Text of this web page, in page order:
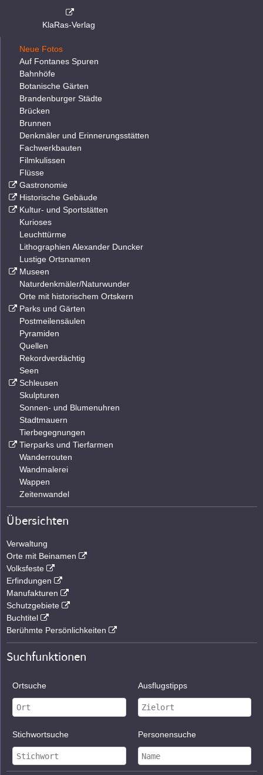
KlaRas-Verlag
Neue Fotos
Auf Fontanes Spuren
Bahnhöfe
Botanische Gärten
Brandenburger Städte
Brücken
Brunnen
Denkmäler und Erinnerungsstätten
Fachwerkbauten
Filmkulissen
Flüsse
Gastronomie
Historische Gebäude
Kultur- und Sportstätten
Kurioses
Leuchttürme
Lithographien Alexander Duncker
Lustige Ortsnamen
Museen
Naturdenkmäler/Naturwunder
Orte mit historischem Ortskern
Parks und Gärten
Postmeilensäulen
Pyramiden
Quellen
Rekordverdächtig
Seen
Schleusen
Skulpturen
Sonnen- und Blumenuhren
Stadtmauern
Tierbegegnungen
Tierparks und Tierfarmen
Wanderrouten
Wandmalerei
Wappen
Zeitenwandel
Übersichten
Verwaltung
Orte mit Beinamen
Volksfeste
Erfindungen
Manufakturen
Schutzgebiete
Buchtitel
Berühmte Persönlichkeiten
Suchfunktionen
Ortsuche Ausflugstipps
Stichwortsuche Personensuche